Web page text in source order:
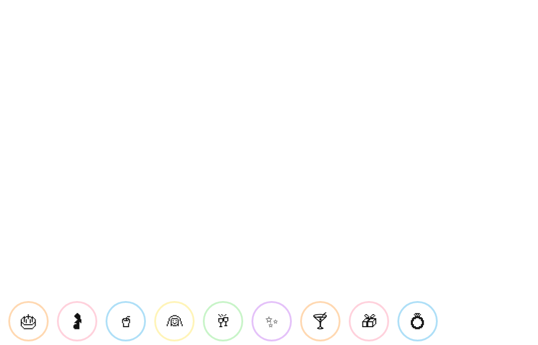
🎂 🤰 🥤 👰 🥂 ✨ 🍸 🎁 💍